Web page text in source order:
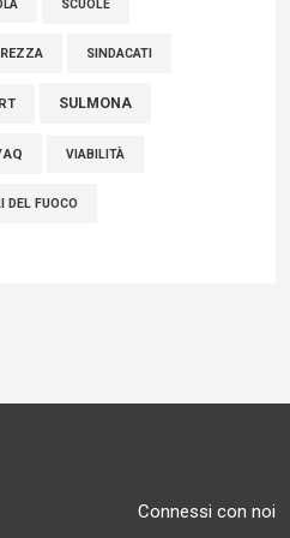
SCUOLE
SINDACATI
SULMONA
VIABILITÀ
DEL FUOCO
Connessi con noi